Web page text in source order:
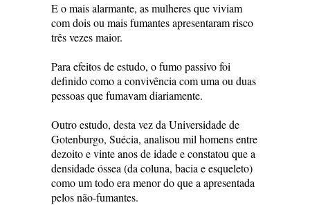
E o mais alarmante, as mulheres que viviam
com dois ou mais fumantes apresentaram risco
três vezes maior.
Para efeitos de estudo, o fumo passivo foi
definido como a convivência com uma ou duas
pessoas que fumavam diariamente.
Outro estudo, desta vez da Universidade de
Gotenburgo, Suécia, analisou mil homens entre
dezoito e vinte anos de idade e constatou que a
densidade óssea (da coluna, bacia e esqueleto)
como um todo era menor do que a apresentada
pelos não-fumantes.